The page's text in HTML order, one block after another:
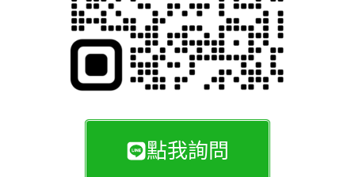
點我詢問